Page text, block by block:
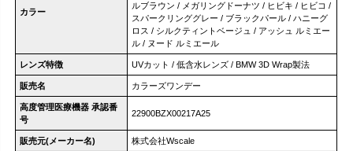
カラー
ルブラウン / メガリングドーナツ / ヒビキ / ヒビコ /
スパークリンググレー / ブラックパール / ハニーグ
ロス / シルクティントベージュ / アッシュ ルミエー
ル / ヌード ルミエール
レンズ特徴 UVカット / 低含水レンズ / BMW 3D Wrap製法
販売名 カラーズワンデー
高度管理医療機器 承認番
号
22900BZX00217A25
販売元(メーカー名) 株式会社Wscale